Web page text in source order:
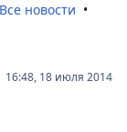
Все новости
16:48, 18 июля 2014